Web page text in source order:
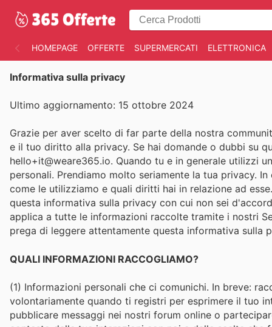
HOMEPAGE OFFERTE SUPERMERCATI ELETTRONICA
Informativa sulla privacy
Ultimo aggiornamento: 15 ottobre 2024
Grazie per aver scelto di far parte della nostra
e il tuo diritto alla privacy. Se hai domande o dubbi su
hello+it@weare365.io. Quando tu e in generale utilizzi
personali. Prendiamo molto seriamente la tua privacy.
come le utilizziamo e quali diritti hai in relazione ad
questa informativa sulla privacy con cui non sei
applica a tutte le informazioni raccolte tramite i nostri
prega di leggere attentamente questa informativa sulla
QUALI INFORMAZIONI RACCOGLIAMO?
(1) Informazioni personali che ci comunichi. In breve:
volontariamente quando ti registri per esprimere il tuo
pubblicare messaggi nei nostri forum online o